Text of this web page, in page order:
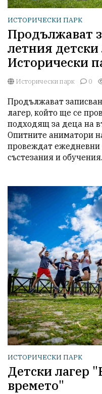
ИСТОРИЧЕСКИ ПАРК
Продължават
летния детски
Исторически
Исторически парк 0
Продължават
лагер, който ще се
подходящ за деца на
Опитните аниматори
провеждат ежедневни
състезания и обучения.
ИСТОРИЧЕСКИ ПАРК
Детски лагер
времето"